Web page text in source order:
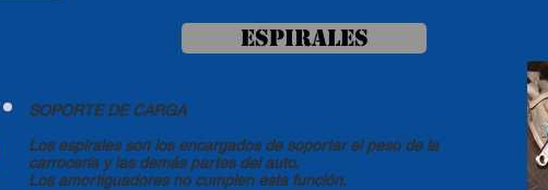
SOPORTE DE CARGA
Los espirales son los encargados de soportar el peso de la
carrocería y las demás partes del auto.
Los amortiguadores no cumplen esta función.
ESPIRALES